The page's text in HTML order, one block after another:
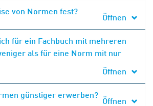
von Normen fest?
Öffnen
für ein Fachbuch mit mehreren
als für eine Norm mit nur
Öffnen
günstiger erwerben?
Öffnen